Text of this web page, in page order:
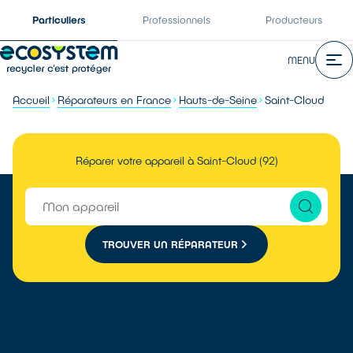
Particuliers Professionnels Producteurs
MENU
Accueil Réparateurs en France Hauts-de-Seine Saint-Cloud
Réparer votre appareil à Saint-Cloud (92)
TROUVER UN RÉPARATEUR